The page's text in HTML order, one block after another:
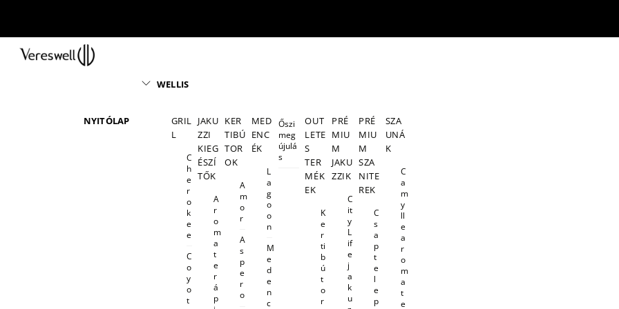
content
NYITÓLAP
WELLIS
GRIL
L
C
h
e
r
o
k
e
e
C
o
y
o
t
JAKU
ZZI
KIEG
ÉSZÍ
TŐK
A
r
o
m
a
t
e
r
á
p
KER
TIBÚ
TOR
OK
A
m
o
r
A
s
p
e
r
o
MED
ENC
ÉK
L
a
g
o
o
n
M
e
d
e
n
c
Őszi
meg
újulá
s
OUT
LETE
S
TER
MÉK
EK
K
e
r
ti
b
ú
t
o
r
PRÉ
MIU
M
JAKU
ZZIK
C
it
y
L
if
e
j
a
k
u
PRÉ
MIU
M
SZA
NITE
REK
C
s
a
p
t
e
l
e
p
SZA
UNÁ
K
C
a
m
y
ll
e
a
r
o
m
a
t
e